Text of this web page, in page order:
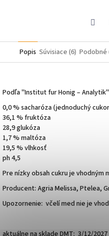
Popis Súvisiace (6) Podobné
Podľa "Institut fur Honig –
0,0 % sacharóza (jednoduchý
36,1 % fruktóza
28,9 glukóza
1,7 % maltóza
19,5 % vlhkosť
ph 4,5
Pre nízky obsah cukru je vhodným
Producent: Agria Melissa, Ptelea,
Upozornenie: včelí med nie je